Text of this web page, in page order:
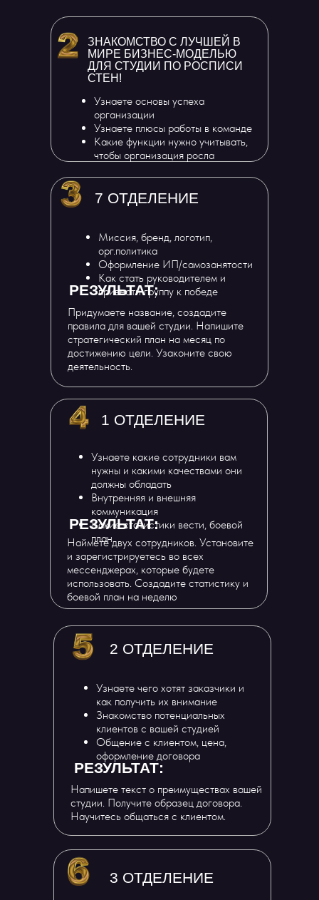
3 ОТДЕЛЕНИЕ
Узнаете чего хотят заказчики и
как получить их внимание
Знакомство потенциальных
клиентов с вашей студией
Общение с клиентом, цена,
оформление договора
2 ОТДЕЛЕНИЕ
РЕЗУЛЬТАТ:
Напишете текст о преимуществах вашей
студии. Получите образец договора.
Научитесь общаться с клиентом.
Узнаете какие сотрудники вам
нужны и какими качествами они
должны обладать
Внутренняя и внешняя
коммуникация
Какие статистики вести, боевой
план
1 ОТДЕЛЕНИЕ
РЕЗУЛЬТАТ:
Наймете двух сотрудников. Установите
и зарегистрируетесь во всех
мессенджерах, которые будете
использовать. Создадите статистику и
боевой план на неделю
Миссия, бренд, логотип,
орг.политика
Оформление ИП/самозанятости
Как стать руководителем и
привести группу к победе
7 ОТДЕЛЕНИЕ
РЕЗУЛЬТАТ:
Придумаете название, создадите
правила для вашей студии. Напишите
стратегический план на месяц по
достижению цели. Узаконите свою
деятельность.
Узнаете основы успеха
организации
Узнаете плюсы работы в команде
Какие функции нужно учитывать,
чтобы организация росла
ЗНАКОМСТВО С ЛУЧШЕЙ В
МИРЕ БИЗНЕС-МОДЕЛЬЮ
ДЛЯ СТУДИИ ПО РОСПИСИ
СТЕН!